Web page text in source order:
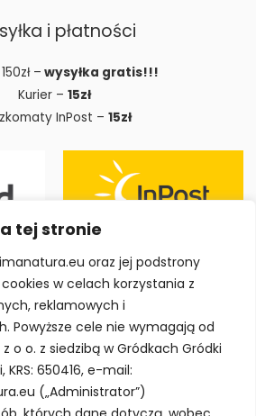
tej stronie
oraz jej podstrony
w celach korzystania z
reklamowych i
Powyższe cele nie wymagają od
o o. z siedzibą w Gródkach Gródki
KRS: 650416, e-mail:
(„Administrator”)
i płatności
– wysyłka gratis!!!
Kurier – 15zł
InPost – 15zł